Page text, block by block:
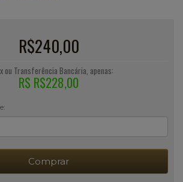
R$240,00
ou Transferência Bancária, apenas:
R$ R$228,00
Comprar